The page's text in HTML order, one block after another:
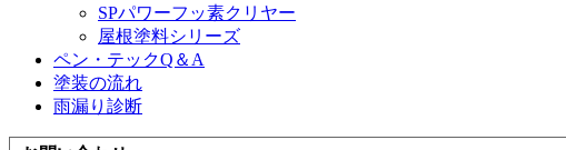
SPパワーフッ素クリヤー
屋根塗料シリーズ
ペン・テックQ＆A
塗装の流れ
雨漏り診断